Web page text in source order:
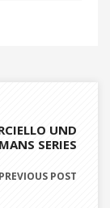
UND
SERIES
PREVIOUS POST